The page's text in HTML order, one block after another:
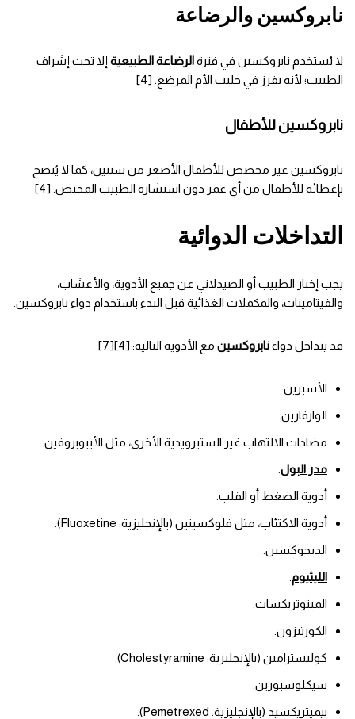
نابروكسين والرضاعة
لا يُستخدم نابروكسين في فترةالرضاعة الطبيعية إلا تحت إشراف
الطبيب؛ لأنه يفرز في حليب الأم المرضع. [4]
نابروكسين للأطفال
نابروكسين غير مخصص للأطفال الأصغر من سنتين، كما لا يُنصح
بإعطائه للأطفال من أي عمر دون استشارة الطبيب المختص. [4]
التداخلات الدوائية
يجب إخبار الطبيب أو الصيدلاني عن جميع الأدوية، والأعشاب،
والفيتامينات، والمكملات الغذائية قبل البدء باستخدام دواء نابروكسين.
قد يتداخل دواءنابروكسين مع الأدوية التالية: [4][7]
الأسبرين.
الوارفارين.
مضادات الالتهاب غير الستيرويدية الأخرى، مثل الأيبوبروفين.
مدر البول
أدوية الضغط أو القلب.
أدوية الاكتئاب، مثل فلوكسيتين (بالإنجليزية: Fluoxetine).
الديجوكسين.
الليثيوم
الميثوتريكسات.
الكورتيزون.
كوليسترامين (بالإنجليزية: Cholestyramine).
سيكلوسبورين.
بيميتريكسيد (بالإنجليزية: Pemetrexed).